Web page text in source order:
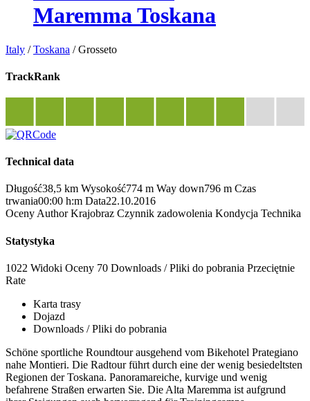
Maremma Toskana
Italy /Toskana /Grosseto
TrackRank
Technical data
Długość38,5 km Wysokość774 m Way down796 m Czas
trwania00:00 h:m Data22.10.2016
Oceny Author Krajobraz Czynnik zadowolenia Kondycja Technika
Statystyka
1022 Widoki Oceny 70 Downloads / Pliki do pobrania Przeciętnie
Rate
Karta trasy
Dojazd
Downloads / Pliki do pobrania
Schöne sportliche Roundtour ausgehend vom Bikehotel Prategiano
nahe Montieri. Die Radtour führt durch eine der wenig besiedeltsten
Regionen der Toskana. Panoramareiche, kurvige und wenig
befahrene Straßen erwarten Sie. Die Alta Maremma ist aufgrund